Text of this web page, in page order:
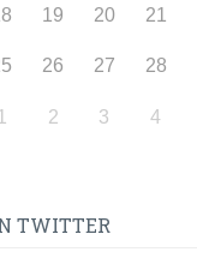
19 20 21
26 27 28
1 2 3 4
TWITTER